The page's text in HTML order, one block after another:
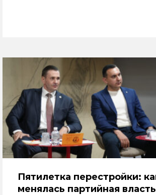
Пятилетка перестройки:
менялась партийная